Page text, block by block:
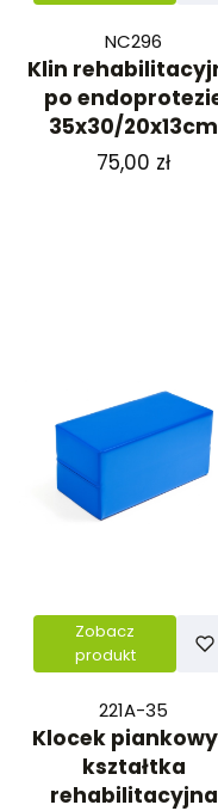
NC296
Klin
po
35x30/20x13cm
Cena
75,00 zł
Zobacz
produkt
221A-35
Klocek
kształtka
rehabilitacyjna